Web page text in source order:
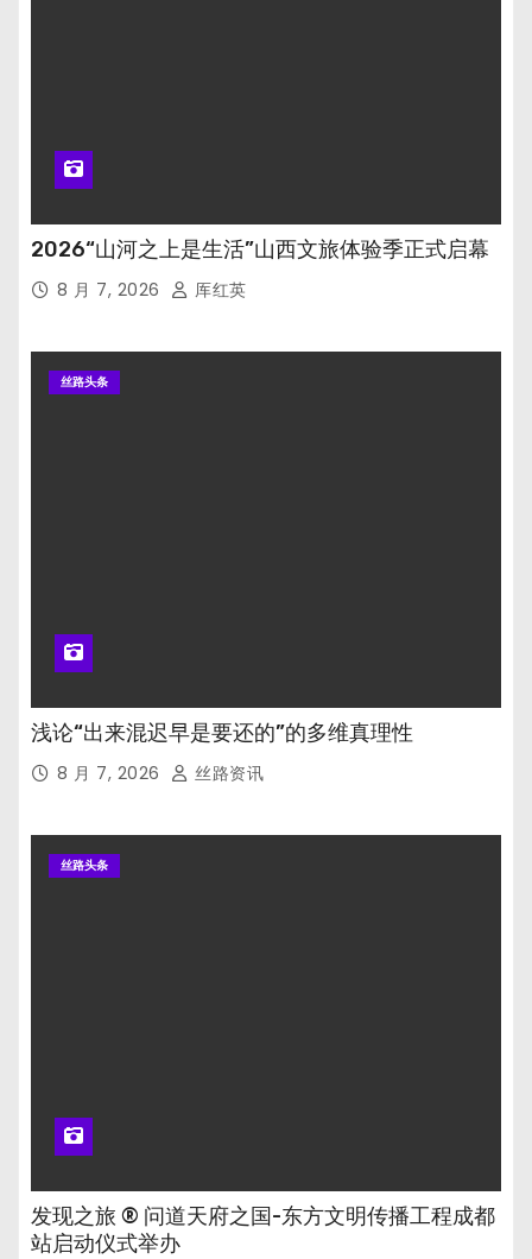
2026“山河之上是生活”山西文旅体验季正式启幕
8 月 7, 2026 厍红英
丝路头条
浅论“出来混迟早是要还的”的多维真理性
8 月 7, 2026 丝路资讯
丝路头条
发现之旅 ® 问道天府之国-东方文明传播工程成都
站启动仪式举办